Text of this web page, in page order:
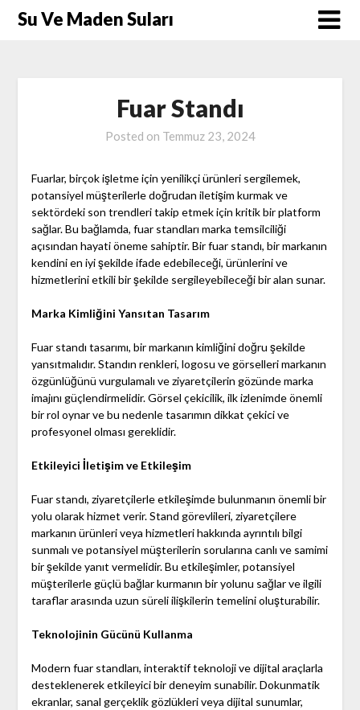
SkipSu Ve Maden Suları
Fuar Standı
Posted on Temmuz 23, 2024
Fuarlar, birçok işletme için yenilikçi ürünleri sergilemek,
potansiyel müşterilerle doğrudan iletişim kurmak ve
sektördeki son trendleri takip etmek için kritik bir platform
sağlar. Bu bağlamda, fuar standları marka temsilciliği
açısından hayati öneme sahiptir. Bir fuar standı, bir markanın
kendini en iyi şekilde ifade edebileceği, ürünlerini ve
hizmetlerini etkili bir şekilde sergileyebileceği bir alan sunar.
Marka Kimliğini Yansıtan Tasarım
Fuar standı tasarımı, bir markanın kimliğini doğru şekilde
yansıtmalıdır. Standın renkleri, logosu ve görselleri markanın
özgünlüğünü vurgulamalı ve ziyaretçilerin gözünde marka
imajını güçlendirmelidir. Görsel çekicilik, ilk izlenimde önemli
bir rol oynar ve bu nedenle tasarımın dikkat çekici ve
profesyonel olması gereklidir.
Etkileyici İletişim ve Etkileşim
Fuar standı, ziyaretçilerle etkileşimde bulunmanın önemli bir
yolu olarak hizmet verir. Stand görevlileri, ziyaretçilere
markanın ürünleri veya hizmetleri hakkında ayrıntılı bilgi
sunmalı ve potansiyel müşterilerin sorularına canlı ve samimi
bir şekilde yanıt vermelidir. Bu etkileşimler, potansiyel
müşterilerle güçlü bağlar kurmanın bir yolunu sağlar ve ilgili
taraflar arasında uzun süreli ilişkilerin temelini oluşturabilir.
Teknolojinin Gücünü Kullanma
Modern fuar standları, interaktif teknoloji ve dijital araçlarla
desteklenerek etkileyici bir deneyim sunabilir. Dokunmatik
ekranlar, sanal gerçeklik gözlükleri veya dijital sunumlar,